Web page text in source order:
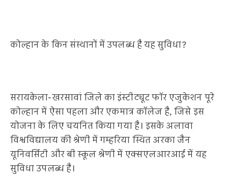
कोल्हान के किन संस्थानों में उपलब्ध है यह सुविधा?
सरायकेला-खरसावां जिले का इंस्टीट्यूट फॉर एजुकेशन पूरे
कोल्हान में ऐसा पहला और एकमात्र कॉलेज है, जिसे इस
योजना के लिए चयनित किया गया है। इसके अलावा
विश्वविद्यालय की श्रेणी में गम्हरिया स्थित अरका जैन
यूनिवर्सिटी और बी स्कूल श्रेणी में एक्सएलआरआई में यह
सुविधा उपलब्ध है।